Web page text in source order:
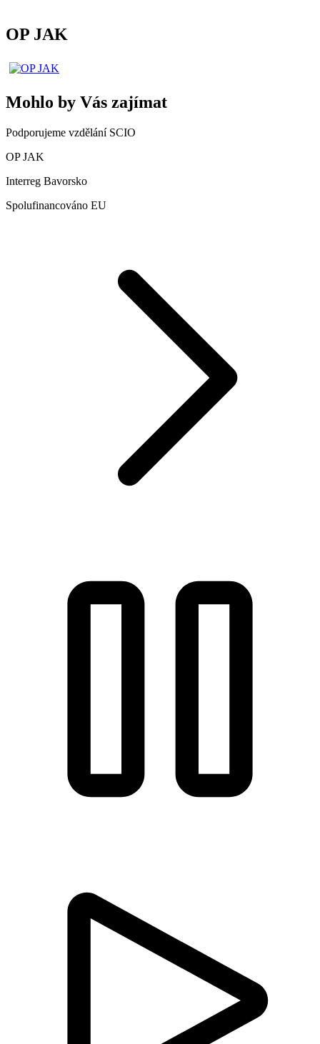
OP JAK
Mohlo by Vás zajímat
Podporujeme vzdělání SCIO
OP JAK
Interreg Bavorsko
Spolufinancováno EU